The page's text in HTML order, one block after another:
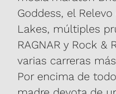
Goddess, el
Lakes, múltiples
RAGNAR y Rock &
varias carreras
Por encima de